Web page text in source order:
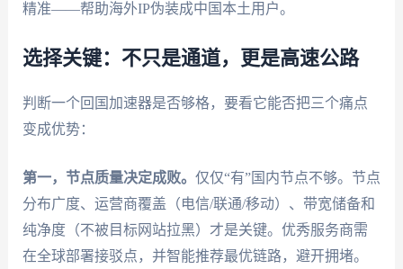
精准——帮助海外IP伪装成中国本土用户。
选择关键：不只是通道，更是高速公路
判断一个回国加速器是否够格，要看它能否把三个痛点
变成优势：
第一，节点质量决定成败。 仅仅“有”国内节点不够。节点
分布广度、运营商覆盖（电信/联通/移动）、带宽储备和
纯净度（不被目标网站拉黑）才是关键。优秀服务商需
在全球部署接驳点，并智能推荐最优链路，避开拥堵。